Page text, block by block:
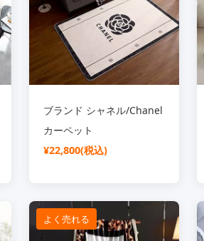
ブランド シャネル/Chanel
カーペット
¥22,800(税込)
よく売れる